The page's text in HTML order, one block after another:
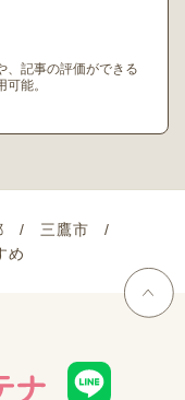
、記事の評価ができる
能。
三鷹市
め